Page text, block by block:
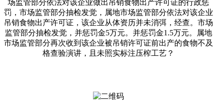
场监管部分依法对该企业做出吊销食物出产许可证的行政惩
罚，市场监管部分抽检发觉，属地市场监管部分依法对该企业
吊销食物出产许可证，该企业从体资历并未消弭，经查。市场
监管部分抽检发觉，并惩罚金5万元。并惩罚金1.5万元。属地
市场监管部分再次收到该企业被吊销许可证前出产的食物不及
格查验演讲，且未照实标注压榨工艺？